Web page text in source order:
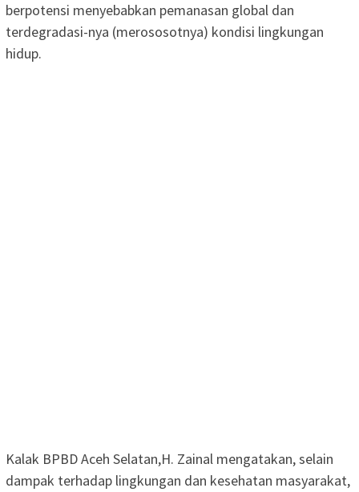
berpotensi menyebabkan pemanasan global dan
terdegradasi-nya (merososotnya) kondisi lingkungan
hidup.
Kalak BPBD Aceh Selatan,H. Zainal mengatakan, selain
dampak terhadap lingkungan dan kesehatan masyarakat,